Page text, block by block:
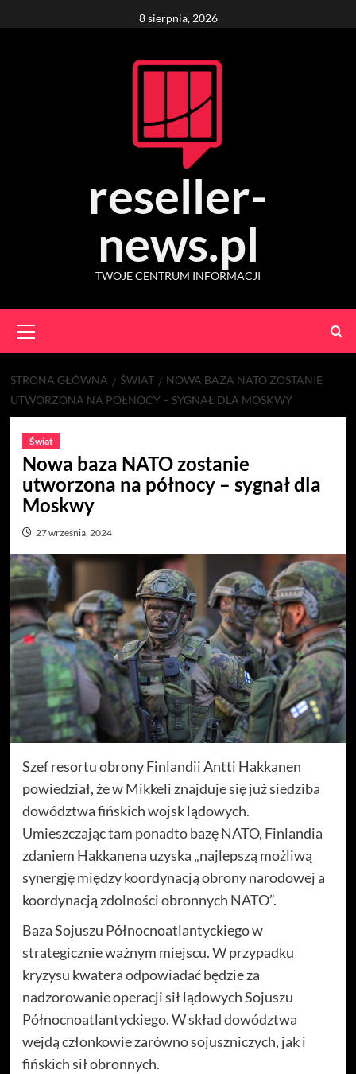
to
8 sierpnia, 2026
reseller-
news.pl
TWOJE CENTRUM INFORMACJI
Menu
STRONA GŁÓWNA ŚWIAT
NOWA BAZA NATO ZOSTANIE
UTWORZONA NA PÓŁNOCY – SYGNAŁ DLA MOSKWY
Świat
Nowa baza NATO zostanie
utworzona na północy – sygnał dla
Moskwy
27 września, 2024
Szef resortu obrony Finlandii Antti Hakkanen
powiedział, że w Mikkeli znajduje się już siedziba
dowództwa fińskich wojsk lądowych.
Umieszczając tam ponadto bazę NATO, Finlandia
zdaniem Hakkanena uzyska „najlepszą możliwą
synergję między koordynacją obrony narodowej a
koordynacją zdolności obronnych NATO”.
Baza Sojuszu Północnoatlantyckiego w
strategicznie ważnym miejscu. W przypadku
kryzysu kwatera odpowiadać będzie za
nadzorowanie operacji sił lądowych Sojuszu
Północnoatlantyckiego. W skład dowództwa
wejdą członkowie zarówno sojuszniczych, jak i
fińskich sił obronnych.